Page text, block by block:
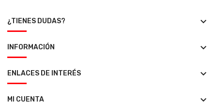
¿TIENES DUDAS? keyboard_arrow_down
INFORMACIÓN keyboard_arrow_down
ENLACES DE INTERÉS keyboard_arrow_down
MI CUENTA keyboard_arrow_down